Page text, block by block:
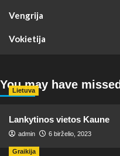
Vengrija
Vokietija
You may have missed
Lietuva
Lankytinos vietos Kaune
admin 6 birželio, 2023
Graikija